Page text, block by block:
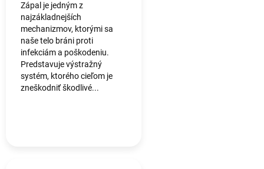
Zápal je jedným z
najzákladnejších
mechanizmov, ktorými sa
naše telo bráni proti
infekciám a poškodeniu.
Predstavuje výstražný
systém, ktorého cieľom je
zneškodniť škodlivé...